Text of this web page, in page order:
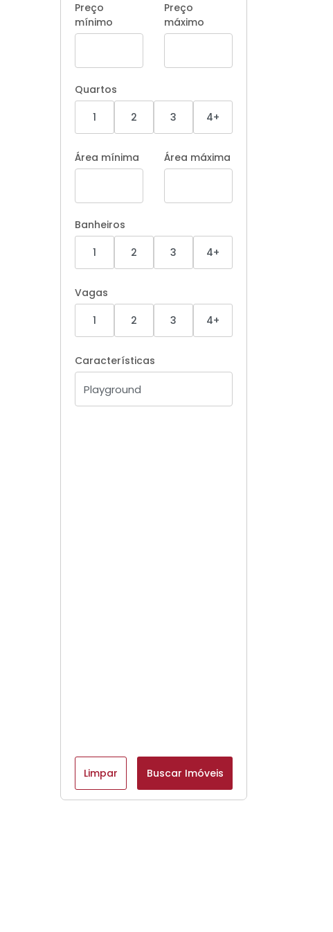
Preço
mínimo
Preço
máximo
Quartos
1
2 3 4+
Área mínima Área máxima
Banheiros
1
2 3 4+
Vagas
1
2 3 4+
Características
Limpar Buscar Imóveis